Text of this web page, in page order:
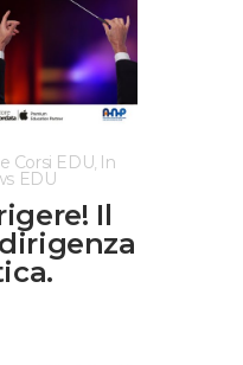
Corsi EDU In
EDU
Il